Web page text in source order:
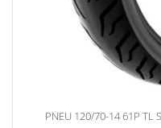
PNEU 120/70-14 61P TL